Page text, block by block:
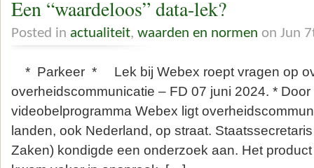
Een “waardeloos” data-lek?
Posted in actualiteit, waarden en normen on Jun
* Parkeer * Lek bij Webex roept vragen op
overheidscommunicatie – FD 07 juni 2024. *
videobelprogramma Webex ligt
landen, ook Nederland, op straat.
Zaken) kondigde een onderzoek aan. Het